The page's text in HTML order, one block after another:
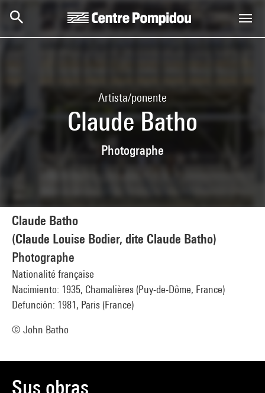
Artista/ponente
Claude Batho
Photographe
Claude Batho
(Claude Louise Bodier, dite Claude Batho)
Photographe
Nationalité française
Nacimiento: 1935, Chamalières (Puy-de-Dôme, France)
Defunción: 1981, Paris (France)
© John Batho
Sus obras